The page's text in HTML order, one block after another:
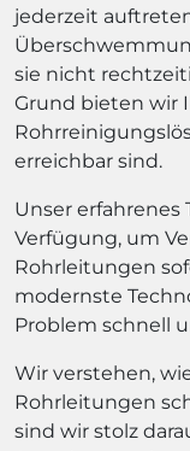
jederzeit
sie nicht
Grund bieten wir
erreichbar sind.
Unser
Verfügung, um
Rohrleitungen
modernste
Problem schnell
Wir verstehen,
Rohrleitungen
sind wir stolz